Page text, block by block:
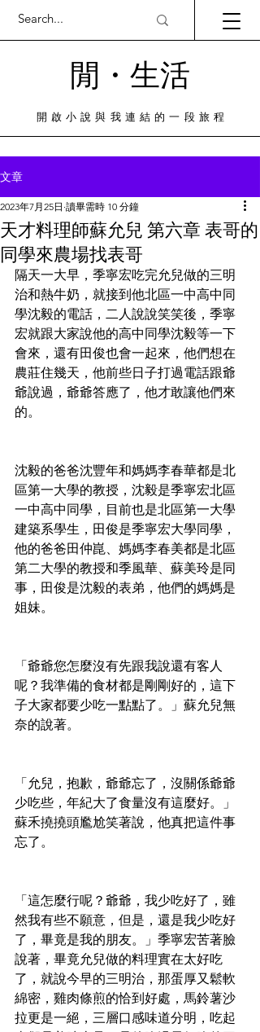
閒・​生活
​開啟小說與我連結的一段旅程
文章
天才料理師蘇允兒 第六章 表哥的
同學來農場找表哥
2023年7月25日 讀畢需時 10 分鐘
隔天一大早，季寧宏吃完允兒做的三明
治和熱牛奶，就接到他北區一中高中同
學沈毅的電話，二人說說笑笑後，季寧
宏就跟大家說他的高中同學沈毅等一下
會來，還有田俊也會一起來，他們想在
農莊住幾天，他前些日子打過電話跟爺
爺說過，爺爺答應了，他才敢讓他們來
的。
沈毅的爸爸沈豐年和媽媽李春華都是北
區第一大學的教授，沈毅是季寧宏北區
一中高中同學，目前也是北區第一大學
建築系學生，田俊是季寧宏大學同學，
他的爸爸田仲崑、媽媽李春美都是北區
第二大學的教授和季風華、蘇美玲是同
事，田俊是沈毅的表弟，他們的媽媽是
姐妹。
「爺爺您怎麼沒有先跟我說還有客人
呢？我準備的食材都是剛剛好的，這下
子大家都要少吃一點點了。」蘇允兒無
奈的說著。
「允兒，抱歉，爺爺忘了，沒關係爺爺
少吃些，年紀大了食量沒有這麼好。」
蘇禾撓撓頭尷尬笑著說，他真把這件事
忘了。
「這怎麼行呢？爺爺，我少吃好了，雖
然我有些不願意，但是，還是我少吃好
了，畢竟是我的朋友。」季寧宏苦著臉
說著，畢竟允兒做的料理實在太好吃
了，就說今早的三明治，那蛋厚又鬆軟
綿密，雞肉條煎的恰到好處，馬鈴薯沙
拉更是一絕，三層口感味道分明，吃起